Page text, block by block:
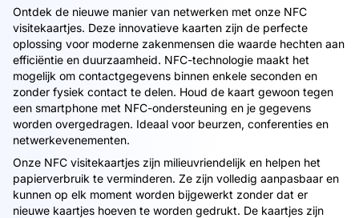
Ontdek de nieuwe manier van netwerken met onze NFC
visitekaartjes. Deze innovatieve kaarten zijn de perfecte
oplossing voor moderne zakenmensen die waarde hechten aan
efficiëntie en duurzaamheid. NFC-technologie maakt het
mogelijk om contactgegevens binnen enkele seconden en
zonder fysiek contact te delen. Houd de kaart gewoon tegen
een smartphone met NFC-ondersteuning en je gegevens
worden overgedragen. Ideaal voor beurzen, conferenties en
netwerkevenementen.
Onze NFC visitekaartjes zijn milieuvriendelijk en helpen het
papierverbruik te verminderen. Ze zijn volledig aanpasbaar en
kunnen op elk moment worden bijgewerkt zonder dat er
nieuwe kaartjes hoeven te worden gedrukt. De kaartjes zijn